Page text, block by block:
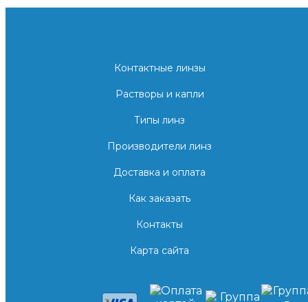
Контактные линзы
Растворы и капли
Типы линз
Производители линз
Доставка и оплата
Как заказать
Контакты
Карта сайта